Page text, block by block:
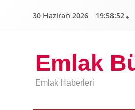
30 Haziran 2026 19:58:53
Emlak
Emlak Haberleri